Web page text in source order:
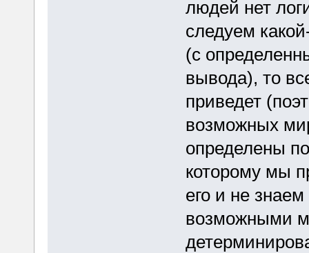
людей нет
следуем
(с
вывода), то
приведет
возможных
определены
которому мы
его и не
возможными